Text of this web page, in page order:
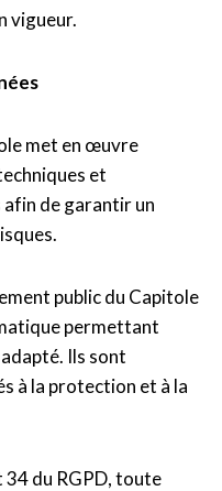
vigueur.
met en œuvre
et
de garantir un
public du Capitole
permettant
Ils sont
à la protection et à la
34 du RGPD, toute